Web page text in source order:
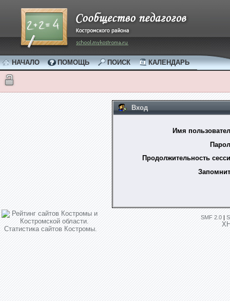
НАЧАЛО ПОМОЩЬ ПОИСК КАЛЕНДАРЬ
Вход
Имя
Продолжительность
SMF 2.0 |